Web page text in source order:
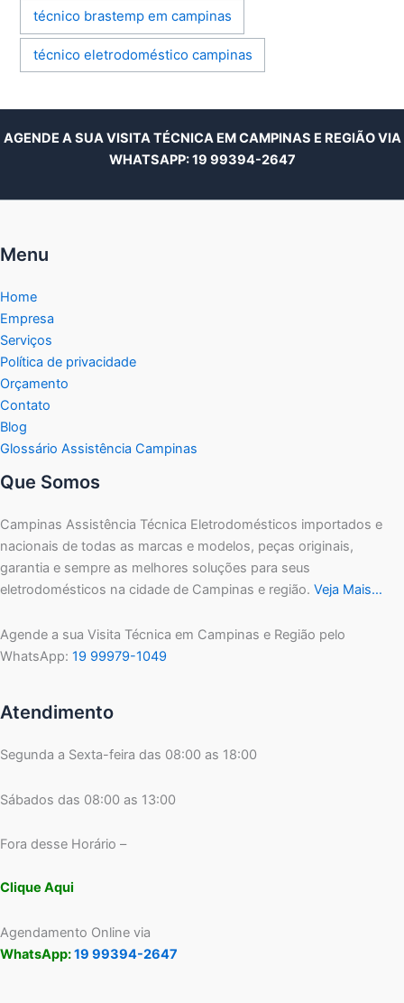
técnico brastemp em campinas
técnico eletrodoméstico campinas
AGENDE A SUA VISITA TÉCNICA EM CAMPINAS E REGIÃO VIA
WHATSAPP:19 99394-2647
Menu
Home
Empresa
Serviços
Política de privacidade
Orçamento
Contato
Blog
Glossário Assistência Campinas
Que Somos
Campinas Assistência Técnica Eletrodomésticos importados e
nacionais de todas as marcas e modelos, peças originais,
garantia e sempre as melhores soluções para seus
eletrodomésticos na cidade de Campinas e região. Veja Mais…
Agende a sua Visita Técnica em Campinas e Região pelo
WhatsApp: 19 99979-1049
Atendimento
Segunda a Sexta-feira das 08:00 as 18:00
Sábados das 08:00 as 13:00
Fora desse Horário –
Clique Aqui
Agendamento Online via
WhatsApp:19 99394-2647